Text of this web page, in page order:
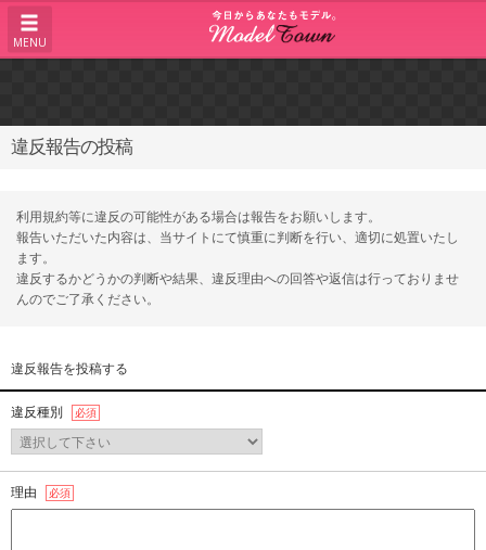
MENU
違反報告の投稿
利用規約等に違反の可能性がある場合は報告をお願いします。
報告いただいた内容は、当サイトにて慎重に判断を行い、適切に処置いたし
ます。
違反するかどうかの判断や結果、違反理由への回答や返信は行っておりませ
んのでご了承ください。
違反報告を投稿する
違反種別 必須
理由 必須